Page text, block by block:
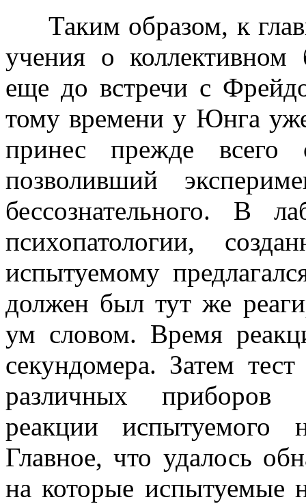
Таким образом, к
учения о
еще до встречи с
тому времени у Юнга
принес прежде всего
позволивший
бессознательного. В
психопатологии,
испытуемому
должен был тут же
ум словом. Время
секундомера. Затем
различных приборов
реакции испытуемого
Главное, что удалось
на которые испытуемые